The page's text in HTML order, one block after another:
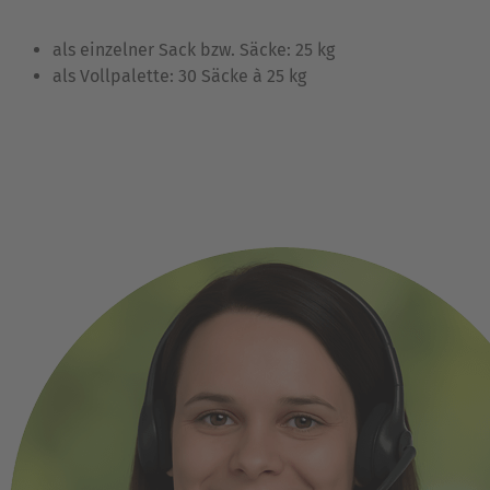
als einzelner Sack bzw. Säcke: 25 kg
als Vollpalette: 30 Säcke à 25 kg